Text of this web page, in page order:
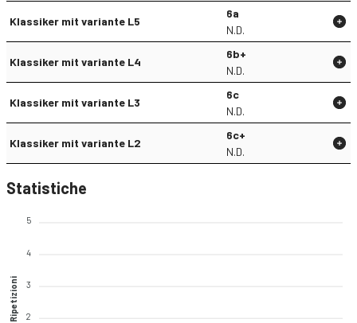
Klassiker mit variante L5
6a
N.D.
Klassiker mit variante L4
6b+
N.D.
Klassiker mit variante L3
6c
N.D.
Klassiker mit variante L2
6c+
N.D.
Statistiche
5
4
3
2
Ripetizioni